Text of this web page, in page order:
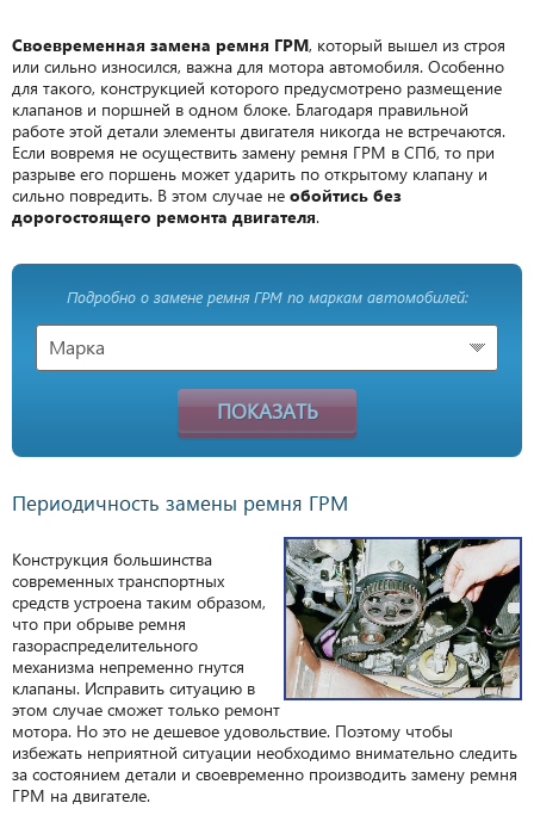
Своевременная замена ремня ГРМ, который вышел из строя
или сильно износился, важна для мотора автомобиля. Особенно
для такого, конструкцией которого предусмотрено размещение
клапанов и поршней в одном блоке. Благодаря правильной
работе этой детали элементы двигателя никогда не встречаются.
Если вовремя не осуществить замену ремня ГРМ в СПб, то при
разрыве его поршень может ударить по открытому клапану и
сильно повредить. В этом случае не обойтись без
дорогостоящего ремонта двигателя.
Подробно о замене ремня ГРМ по маркам автомобилей:
Марка
ПОКАЗАТЬ
Периодичность замены ремня ГРМ
Конструкция большинства
современных транспортных
средств устроена таким образом,
что при обрыве ремня
газораспределительного
механизма непременно гнутся
клапаны. Исправить ситуацию в
этом случае сможет только ремонт
мотора. Но это не дешевое удовольствие. Поэтому чтобы
избежать неприятной ситуации необходимо внимательно следить
за состоянием детали и своевременно производить замену ремня
ГРМ на двигателе.